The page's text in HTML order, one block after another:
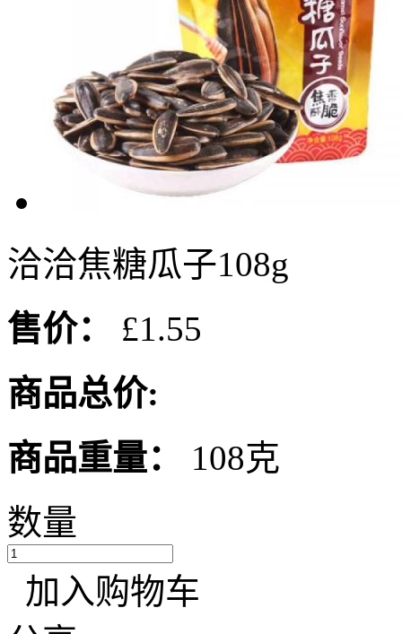
洽洽焦糖瓜子108g
售价：
£1.55
商品总价:
商品重量：
108克
数量
加入购物车